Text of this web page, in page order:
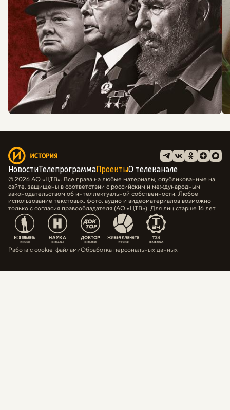
НовостиТелепрограммаПроектыО телеканале
© 2026 АО «ЦТВ». Все права на любые материалы, опубликованные на
сайте, защищены в соответствии с российским и международным
законодательством об интеллектуальной собственности. Любое
использование текстовых, фото, аудио и видеоматериалов возможно
только с согласия правообладателя (АО «ЦТВ»). Для лиц старше 16 лет.
Работа с cookie-файламиОбработка персональных данных